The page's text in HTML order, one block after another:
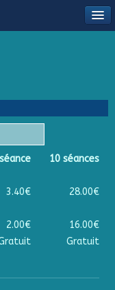
10 séances
3.40€ 28.00€
2.00€
16.00€
Gratuit